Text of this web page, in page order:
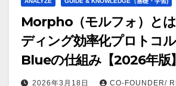
Morpho（モルフォ）と
ディング効率化プロトコ
Blueの仕組み【2026年版】
2026年3月18日 CO-FOUNDER/